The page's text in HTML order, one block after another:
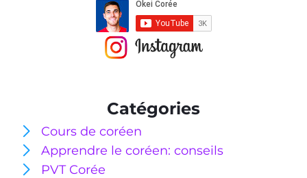
Catégories
Cours de coréen
Apprendre le coréen: conseils
PVT Corée